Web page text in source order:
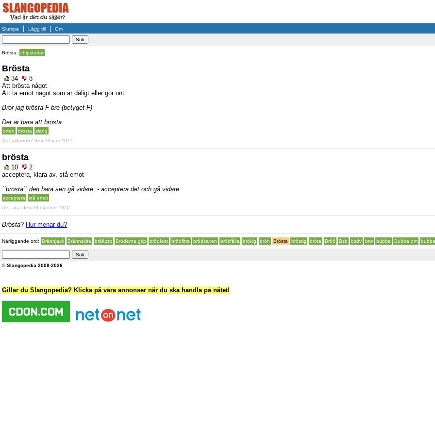
Slumpa Lägg till Om
Brösta: chipstuttar
Brösta
34
8
Att brösta något
Att ta emot något som är dåligt eller gör ont
Bror jag brösta F bre (betyget F)
Det är bara att brösta
orten brösta
slang
Av Linkan567 den 29 juni 2017
brösta
10
2
acceptera, klara av, stå emot
´´brösta´´ den bara sen gå vidare. - acceptera det och gå vidare
acceptera
stå emot
Av Lana den 28 oktober 2020
Brösta? Hur menar du?
Närliggande ord: Brännjack Brännskita brääzzz Bröderna grip brödfest brödfitta brödsaxen brökfålla brökig brön Brösta bröstig bröta Bröö Bsb bsdv btw bubba Bubba om
© Slangopedia 2008-2026
Gillar du Slangopedia? Klicka på våra annonser när du ska handla på nätet!